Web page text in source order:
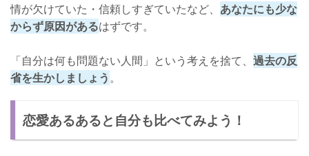
情が欠けていた・信頼しすぎていたなど、 あなたにも少な
からず原因があるはずです。
「自分は何も問題ない人間」という考えを捨て、 過去の反
省を生かしましょう。
恋愛あるあると自分も比べてみよう！